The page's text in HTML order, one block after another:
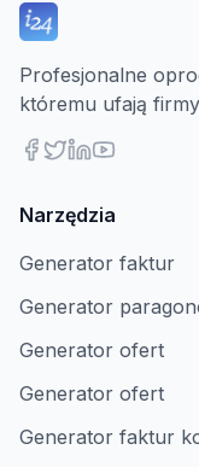
Profesjonalne
któremu ufają
Narzędzia
Generator faktur
Generator
Generator ofert
Generator ofert
Generator faktur